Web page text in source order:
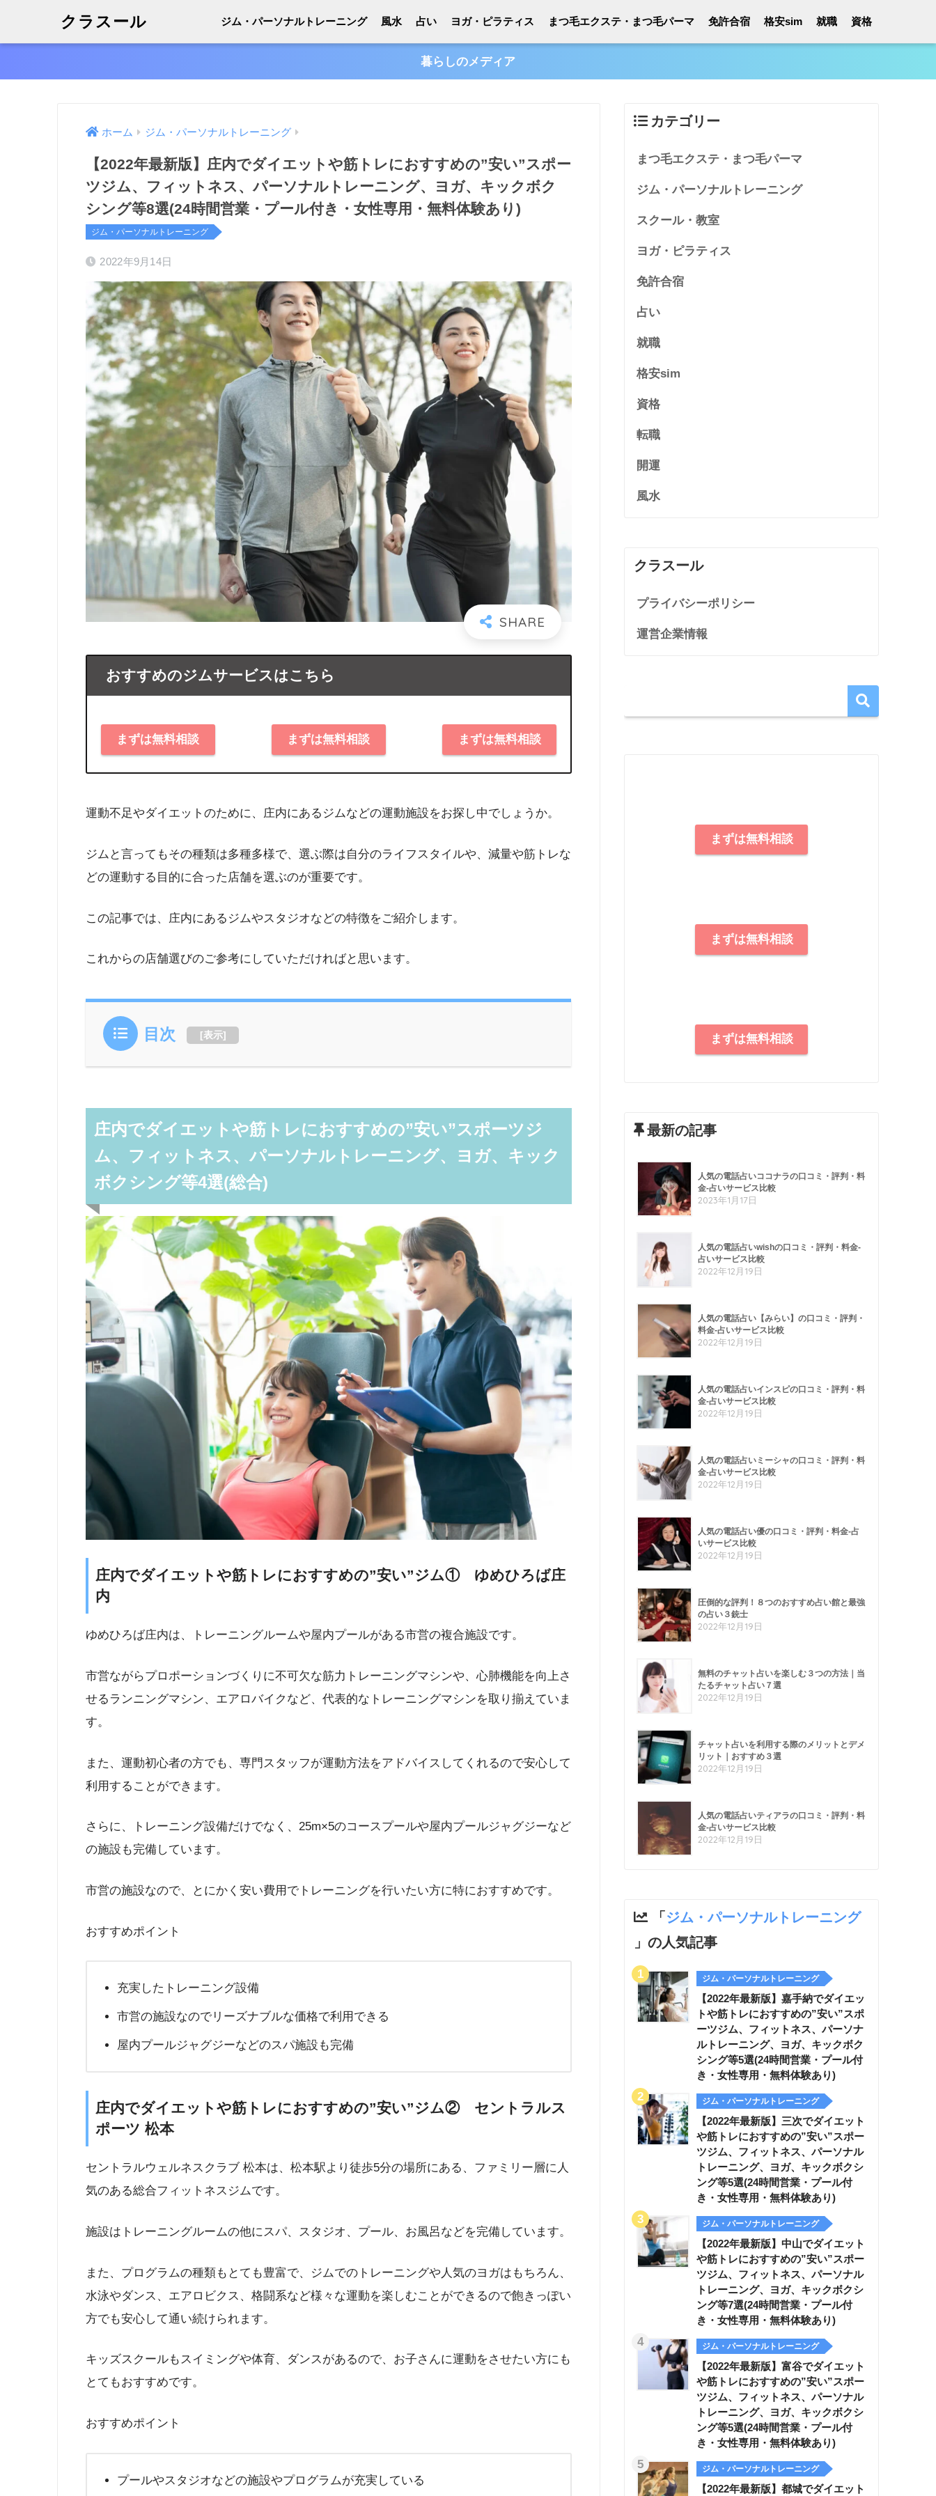
クラスール ジム・パーソナルトレーニング 風水 占い ヨガ・ピラティス まつ毛エクステ・まつ毛パーマ 免許合宿 格安sim 就職 資格
暮らしのメディア
ホーム ジム・パーソナルトレーニング
【2022年最新版】庄内でダイエットや筋トレにおすすめの”安い”スポー
ツジム、フィットネス、パーソナルトレーニング、ヨガ、キックボク
シング等8選(24時間営業・プール付き・女性専用・無料体験あり)
ジム・パーソナルトレーニング
2022年9月14日
おすすめのジムサービスはこちら
まずは無料相談 まずは無料相談 まずは無料相談
運動不足やダイエットのために、庄内にあるジムなどの運動施設をお探し中でしょうか。
ジムと言ってもその種類は多種多様で、選ぶ際は自分のライフスタイルや、減量や筋トレな
どの運動する目的に合った店舗を選ぶのが重要です。
この記事では、庄内にあるジムやスタジオなどの特徴をご紹介します。
これからの店舗選びのご参考にしていただければと思います。
目次 [表示]
庄内でダイエットや筋トレにおすすめの”安い”スポーツジ
ム、フィットネス、パーソナルトレーニング、ヨガ、キック
ボクシング等4選(総合)
庄内でダイエットや筋トレにおすすめの”安い”ジム① ゆめひろば庄
内
ゆめひろば庄内は、トレーニングルームや屋内プールがある市営の複合施設です。
市営ながらプロポーションづくりに不可欠な筋力トレーニングマシンや、心肺機能を向上さ
せるランニングマシン、エアロバイクなど、代表的なトレーニングマシンを取り揃えていま
す。
また、運動初心者の方でも、専門スタッフが運動方法をアドバイスしてくれるので安心して
利用することができます。
さらに、トレーニング設備だけでなく、25m×5のコースプールや屋内プールジャグジーなど
の施設も完備しています。
市営の施設なので、とにかく安い費用でトレーニングを行いたい方に特におすすめです。
おすすめポイント
充実したトレーニング設備
市営の施設なのでリーズナブルな価格で利用できる
屋内プールジャグジーなどのスパ施設も完備
庄内でダイエットや筋トレにおすすめの”安い”ジム② セントラルス
ポーツ 松本
セントラルウェルネスクラブ 松本は、松本駅より徒歩5分の場所にある、ファミリー層に人
気のある総合フィットネスジムです。
施設はトレーニングルームの他にスパ、スタジオ、プール、お風呂などを完備しています。
また、プログラムの種類もとても豊富で、ジムでのトレーニングや人気のヨガはもちろん、
水泳やダンス、エアロビクス、格闘系など様々な運動を楽しむことができるので飽きっぽい
方でも安心して通い続けられます。
キッズスクールもスイミングや体育、ダンスがあるので、お子さんに運動をさせたい方にも
とてもおすすめです。
おすすめポイント
プールやスタジオなどの施設やプログラムが充実している
カテゴリー
まつ毛エクステ・まつ毛パーマ
ジム・パーソナルトレーニング
スクール・教室
ヨガ・ピラティス
免許合宿
占い
就職
格安sim
資格
転職
開運
風水
クラスール
プライバシーポリシー
運営企業情報
まずは無料相談
まずは無料相談
まずは無料相談
最新の記事
人気の電話占いココナラの口コミ・評判・料
金-占いサービス比較
2023年1月17日
人気の電話占いwishの口コミ・評判・料金-
占いサービス比較
2022年12月19日
人気の電話占い【みらい】の口コミ・評判・
料金-占いサービス比較
2022年12月19日
人気の電話占いインスピの口コミ・評判・料
金-占いサービス比較
2022年12月19日
人気の電話占いミーシャの口コミ・評判・料
金-占いサービス比較
2022年12月19日
人気の電話占い優の口コミ・評判・料金-占
いサービス比較
2022年12月19日
圧倒的な評判！８つのおすすめ占い館と最強
の占い３銃士
2022年12月19日
無料のチャット占いを楽しむ３つの方法｜当
たるチャット占い７選
2022年12月19日
チャット占いを利用する際のメリットとデメ
リット｜おすすめ３選
2022年12月19日
人気の電話占いティアラの口コミ・評判・料
金-占いサービス比較
2022年12月19日
「ジム・パーソナルトレーニング
」の人気記事
ジム・パーソナルトレーニング
【2022年最新版】嘉手納でダイエッ
トや筋トレにおすすめの”安い”スポ
ーツジム、フィットネス、パーソナ
ルトレーニング、ヨガ、キックボク
シング等5選(24時間営業・プール付
き・女性専用・無料体験あり)
ジム・パーソナルトレーニング
【2022年最新版】三次でダイエット
や筋トレにおすすめの”安い”スポー
ツジム、フィットネス、パーソナル
トレーニング、ヨガ、キックボクシ
ング等5選(24時間営業・プール付
き・女性専用・無料体験あり)
ジム・パーソナルトレーニング
【2022年最新版】中山でダイエット
や筋トレにおすすめの”安い”スポー
ツジム、フィットネス、パーソナル
トレーニング、ヨガ、キックボクシ
ング等7選(24時間営業・プール付
き・女性専用・無料体験あり)
ジム・パーソナルトレーニング
【2022年最新版】富谷でダイエット
や筋トレにおすすめの”安い”スポー
ツジム、フィットネス、パーソナル
トレーニング、ヨガ、キックボクシ
ング等5選(24時間営業・プール付
き・女性専用・無料体験あり)
ジム・パーソナルトレーニング
【2022年最新版】都城でダイエット